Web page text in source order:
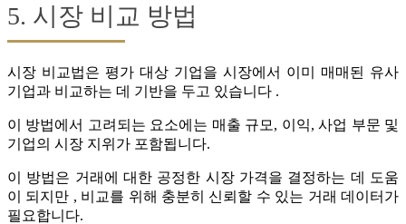
5. 시장 비교 방법
시장 비교법은 평가 대상 기업을 시장에서 이미 매매된 유사
기업과 비교하는 데 기반을 두고 있습니다 .
이 방법에서 고려되는 요소에는 매출 규모, 이익, 사업 부문 및
기업의 시장 지위가 포함됩니다.
이 방법은 거래에 대한 공정한 시장 가격을 결정하는 데 도움
이 되지만 , 비교를 위해 충분히 신뢰할 수 있는 거래 데이터가
필요합니다.